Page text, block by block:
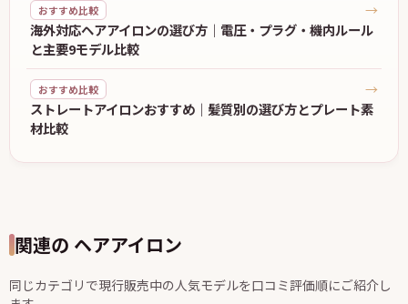
おすすめ比較
海外対応ヘアアイロンの選び方｜電圧・プラグ・機内ルール
と主要9モデル比較
→
おすすめ比較
ストレートアイロンおすすめ｜髪質別の選び方とプレート素
材比較
→
関連の ヘアアイロン
同じカテゴリで現行販売中の人気モデルを口コミ評価順にご紹介し